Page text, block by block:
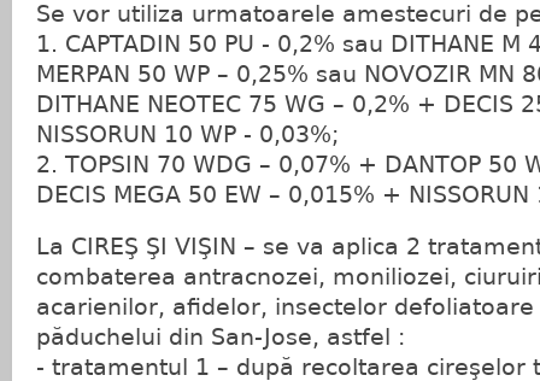
Se vor utiliza urmatoarele amestecuri de
1. CAPTADIN 50 PU - 0,2% sau DITHANE M
MERPAN 50 WP – 0,25% sau NOVOZIR MN
DITHANE NEOTEC 75 WG – 0,2% + DECIS
NISSORUN 10 WP - 0,03%;
2. TOPSIN 70 WDG – 0,07% + DANTOP 50
DECIS MEGA 50 EW – 0,015% +
La CIREŞ ŞI VIŞIN – se va aplica 2
combaterea antracnozei, moniliozei,
acarienilor, afidelor, insectelor
păduchelui din San-Jose, astfel :
- tratamentul 1 – după recoltarea cireşelor